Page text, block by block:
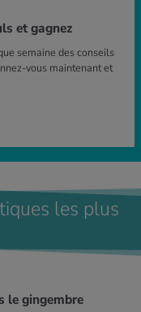
et gagnez
semaine des conseils
vous maintenant et
les plus
le gin­gembre